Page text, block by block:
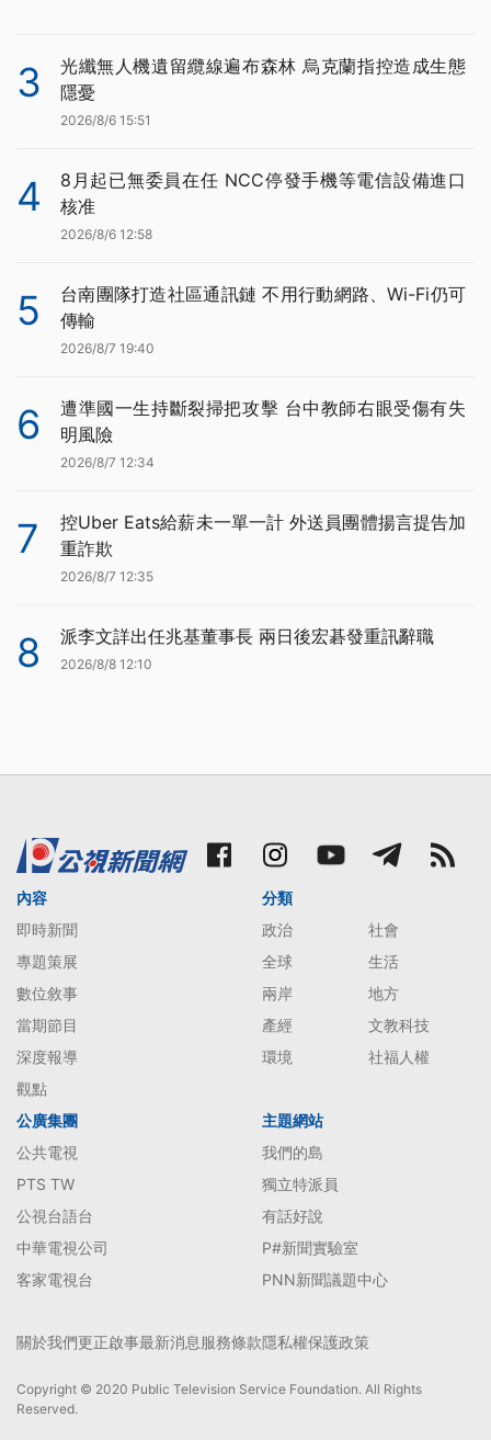
3
光纖無人機遺留纜線遍布森林 烏克蘭指控造成生態
隱憂
2026/8/6 15:51
4
8月起已無委員在任 NCC停發手機等電信設備進口
核准
2026/8/6 12:58
5
台南團隊打造社區通訊鏈 不用行動網路、Wi-Fi仍可
傳輸
2026/8/7 19:40
6
遭準國一生持斷裂掃把攻擊 台中教師右眼受傷有失
明風險
2026/8/7 12:34
7
控Uber Eats給薪未一單一計 外送員團體揚言提告加
重詐欺
2026/8/7 12:35
8 派李文詳出任兆基董事長 兩日後宏碁發重訊辭職
2026/8/8 12:10
內容
即時新聞
專題策展
數位敘事
當期節目
深度報導
觀點
分類
政治
社會
全球
生活
兩岸
地方
產經
文教科技
環境
社福人權
公廣集團
公共電視
PTS TW
公視台語台
中華電視公司
客家電視台
主題網站
我們的島
獨立特派員
有話好說
P#新聞實驗室
PNN新聞議題中心
關於我們更正啟事最新消息服務條款隱私權保護政策
Copyright © 2020 Public Television Service Foundation. All Rights
Reserved.